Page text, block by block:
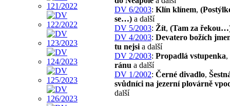
DV 6/2003: Klín klínem,
se…) a další
DV 5/2003: Žít, (Tam za
DV 4/2003: Devatero božích
tu nejsi a další
DV 2/2003: Propadlá vstupenka,
ránu a další
DV 1/2002: Černé divadlo,
svůdníci na jezerní plovárně
další